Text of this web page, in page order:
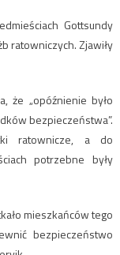
Gottsundy
ratowniczych. Zjawiły
że „opóźnienie było
bezpieczeństwa”.
ratownicze, a do
potrzebne były
mieszkańców tego
bezpieczeństwo